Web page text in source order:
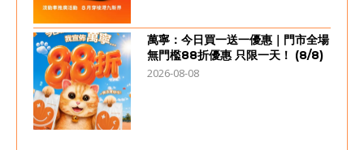
萬寧：今日買一送一優惠｜門市全場
無門檻88折優惠 只限一天！ (8/8)
2026-08-08